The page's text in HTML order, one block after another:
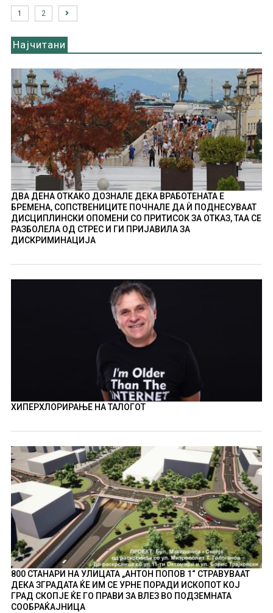
1 2
Најчитани
ДВА ДЕНА ОТКАКО ДОЗНАЛЕ ДЕКА ВРАБОТЕНАТА Е
БРЕМЕНА, СОПСТВЕНИЦИТЕ ПОЧНАЛЕ ДА Ѝ ПОДНЕСУВААТ
ДИСЦИПЛИНСКИ ОПОМЕНИ СО ПРИТИСОК ЗА ОТКАЗ, ТАА СЕ
РАЗБОЛЕЛА ОД СТРЕС И ГИ ПРИЈАВИЛА ЗА
ДИСКРИМИНАЦИЈА
ХИПЕРХЛОРИРАЊЕ НА ТАЛОГОТ
800 СТАНАРИ НА УЛИЦАТА „АНТОН ПОПОВ 1“ СТРАВУВААТ
ДЕКА ЗГРАДАТА ЌЕ ИМ СЕ УРНЕ ПОРАДИ ИСКОПОТ КОЈ
ГРАД СКОПЈЕ ЌЕ ГО ПРАВИ ЗА ВЛЕЗ ВО ПОДЗЕМНАТА
СООБРАЌАЈНИЦА